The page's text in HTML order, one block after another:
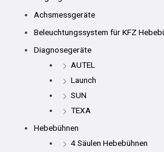
Achsmessgeräte
Beleuchtungssystem für KFZ
Diagnosegeräte
AUTEL
Launch
SUN
TEXA
Hebebühnen
4 Säulen Hebebühnen